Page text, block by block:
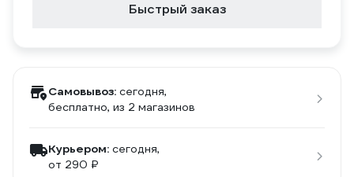
Быстрый заказ
Самовывоз: сегодня,
бесплатно, из 2 магазинов
Курьером: сегодня,
от 290 ₽